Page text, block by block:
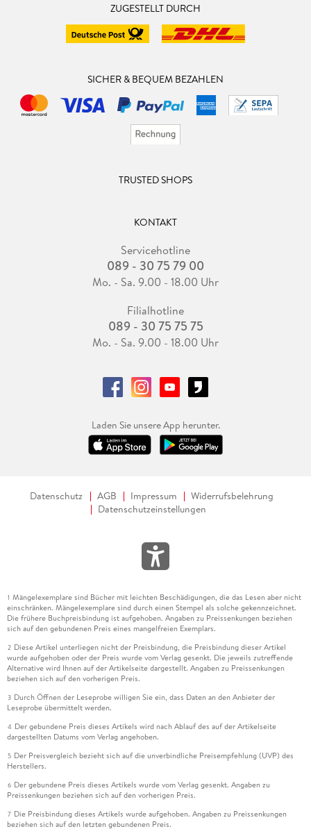
ZUGESTELLT DURCH
SICHER & BEQUEM BEZAHLEN
TRUSTED SHOPS
KONTAKT
Servicehotline
089 - 30 75 79 00
Mo. - Sa. 9.00 - 18.00 Uhr
Filialhotline
089 - 30 75 75 75
Mo. - Sa. 9.00 - 18.00 Uhr
Laden Sie unsere App herunter.
Datenschutz AGB Impressum
Widerrufsbelehrung
Datenschutzeinstellungen
1 Mängelexemplare sind Bücher mit leichten Beschädigungen, die das Lesen aber nicht
einschränken. Mängelexemplare sind durch einen Stempel als solche gekennzeichnet.
Die frühere Buchpreisbindung ist aufgehoben. Angaben zu Preissenkungen beziehen
sich auf den gebundenen Preis eines mangelfreien Exemplars.
2 Diese Artikel unterliegen nicht der Preisbindung, die Preisbindung dieser Artikel
wurde aufgehoben oder der Preis wurde vom Verlag gesenkt. Die jeweils zutreffende
Alternative wird Ihnen auf der Artikelseite dargestellt. Angaben zu Preissenkungen
beziehen sich auf den vorherigen Preis.
3 Durch Öffnen der Leseprobe willigen Sie ein, dass Daten an den Anbieter der
Leseprobe übermittelt werden.
4 Der gebundene Preis dieses Artikels wird nach Ablauf des auf der Artikelseite
dargestellten Datums vom Verlag angehoben.
5 Der Preisvergleich bezieht sich auf die unverbindliche Preisempfehlung (UVP) des
Herstellers.
6 Der gebundene Preis dieses Artikels wurde vom Verlag gesenkt. Angaben zu
Preissenkungen beziehen sich auf den vorherigen Preis.
7 Die Preisbindung dieses Artikels wurde aufgehoben. Angaben zu Preissenkungen
beziehen sich auf den letzten gebundenen Preis.